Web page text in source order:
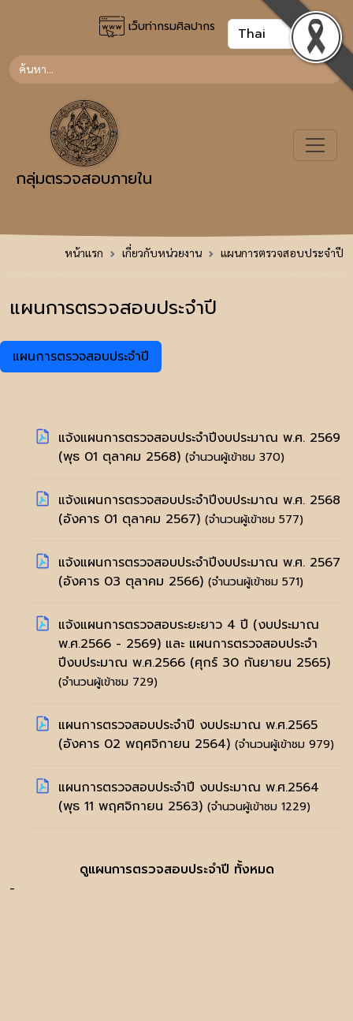
เว็บท่ากรมศิลปากร
กลุ่มตรวจสอบภายใน
หน้าแรก เกี่ยวกับหน่วยงาน แผนการตรวจสอบประจำปี
แผนการตรวจสอบประจำปี
แผนการตรวจสอบประจำปี
แจ้งแผนการตรวจสอบประจำปีงบประมาณ พ.ศ. 2569
(พุธ 01 ตุลาคม 2568) (จำนวนผู้เข้าชม 370)
แจ้งแผนการตรวจสอบประจำปีงบประมาณ พ.ศ. 2568
(อังคาร 01 ตุลาคม 2567) (จำนวนผู้เข้าชม 577)
แจ้งแผนการตรวจสอบประจำปีงบประมาณ พ.ศ. 2567
(อังคาร 03 ตุลาคม 2566) (จำนวนผู้เข้าชม 571)
แจ้งแผนการตรวจสอบระยะยาว 4 ปี (งบประมาณ
พ.ศ.2566 - 2569) และ แผนการตรวจสอบประจำ
ปีงบประมาณ พ.ศ.2566 (ศุกร์ 30 กันยายน 2565)
(จำนวนผู้เข้าชม 729)
แผนการตรวจสอบประจำปี งบประมาณ พ.ศ.2565
(อังคาร 02 พฤศจิกายน 2564) (จำนวนผู้เข้าชม 979)
แผนการตรวจสอบประจำปี งบประมาณ พ.ศ.2564
(พุธ 11 พฤศจิกายน 2563) (จำนวนผู้เข้าชม 1229)
ดูแผนการตรวจสอบประจำปี ทั้งหมด
-